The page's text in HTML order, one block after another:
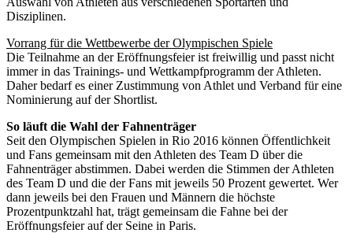
Disziplinen.
Vorrang für die Wettbewerbe der Olympischen Spiele
Die Teilnahme an der Eröffnungsfeier ist freiwillig und passt nicht
immer in das Trainings- und Wettkampfprogramm der Athleten.
Daher bedarf es einer Zustimmung von Athlet und Verband für eine
Nominierung auf der Shortlist.
So läuft die Wahl der Fahnenträger
Seit den Olympischen Spielen in Rio 2016 können Öffentlichkeit
und Fans gemeinsam mit den Athleten des Team D über die
Fahnenträger abstimmen. Dabei werden die Stimmen der Athleten
des Team D und die der Fans mit jeweils 50 Prozent gewertet. Wer
dann jeweils bei den Frauen und Männern die höchste
Prozentpunktzahl hat, trägt gemeinsam die Fahne bei der
Eröffnungsfeier auf der Seine in Paris.